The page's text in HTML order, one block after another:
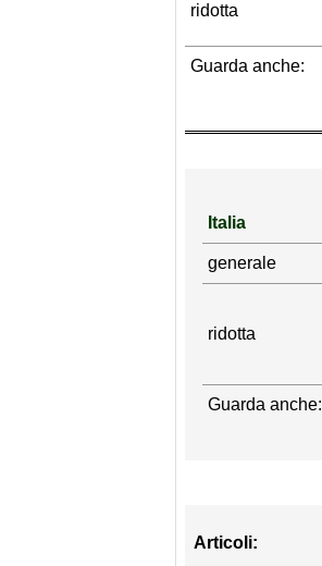
ridotta
Guarda anche:
Italia
generale
ridotta
Guarda anche:
Articoli: